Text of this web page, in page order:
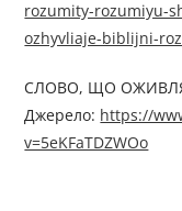
rozumity-rozumiyu-
ozhyvliaje-biblijni-
СЛОВО, ЩО
Джерелo: https://
v=5eKFaTDZWOo